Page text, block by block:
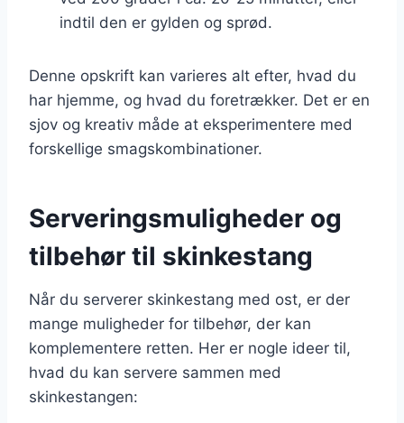
indtil den er gylden og sprød.
Denne opskrift kan varieres alt efter, hvad du
har hjemme, og hvad du foretrækker. Det er en
sjov og kreativ måde at eksperimentere med
forskellige smagskombinationer.
Serveringsmuligheder og
tilbehør til skinkestang
Når du serverer skinkestang med ost, er der
mange muligheder for tilbehør, der kan
komplementere retten. Her er nogle ideer til,
hvad du kan servere sammen med
skinkestangen: